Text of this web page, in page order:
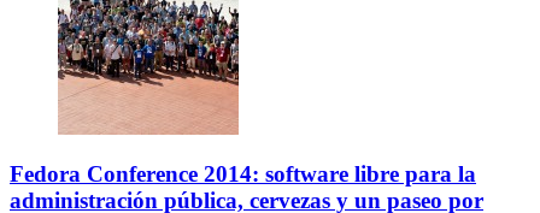
Fedora Conference 2014: software libre para la
administración pública, cervezas y un paseo por